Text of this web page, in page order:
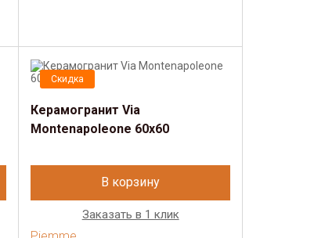
Скидка
Керамогранит Via
Montenapoleone 60х60
В корзину
Заказать в 1 клик